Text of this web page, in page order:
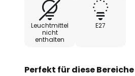
für die
lediglich
Leuchtmittel
nicht
enthalten
E27
Perfekt für diese Bereiche